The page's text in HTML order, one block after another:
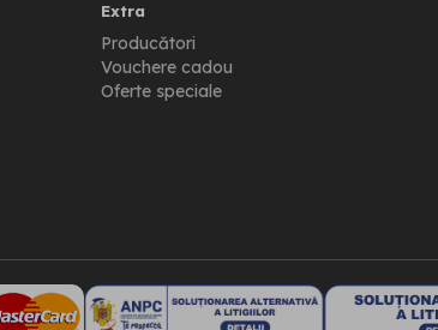
Extra
Producători
Vouchere cadou
Oferte speciale